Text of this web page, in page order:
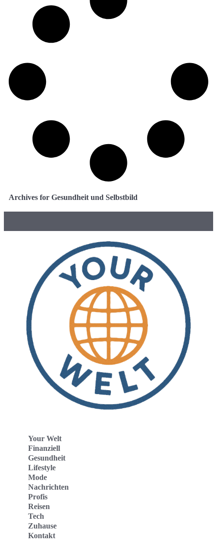
Archives for Gesundheit und Selbstbild
Your Welt
Finanziell
Gesundheit
Lifestyle
Mode
Nachrichten
Profis
Reisen
Tech
Zuhause
Kontakt